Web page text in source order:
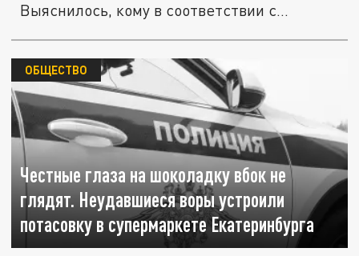
Выяснилось, кому в соответствии с...
Честные глаза на шоколадку вбок не
глядят. Неудавшиеся воры устроили
потасовку в супермаркете Екатеринбурга
ОБЩЕСТВО